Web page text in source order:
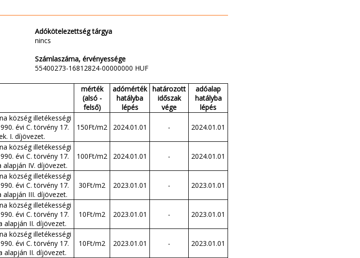
Adókötelezettség tárgya
nincs
Számlaszáma, érvényessége
55400273-16812824-00000000 HUF
mérték
(alsó -
felső)
adómérték
hatályba
lépés
határozott
időszak
vége
adóalap
hatályba
lépés
község illetékességi
évi C. törvény 17.
I. díjövezet.
150Ft/m2 2024.01.01 - 2024.01.01
község illetékességi
évi C. törvény 17.
IV. díjövezet.
100Ft/m2 2024.01.01 - 2024.01.01
község illetékességi
évi C. törvény 17.
III. díjövezet.
30Ft/m2 2023.01.01 - 2023.01.01
község illetékességi
évi C. törvény 17.
alapján II. díjövezet.
10Ft/m2 2023.01.01 - 2023.01.01
község illetékességi
évi C. törvény 17.
alapján II. díjövezet.
10Ft/m2 2023.01.01 - 2023.01.01